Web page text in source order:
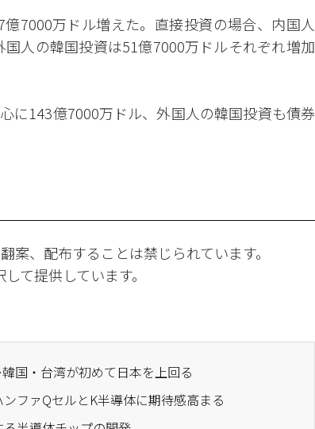
7000万ドル増えた。直接投資の場合、内国人
国人の韓国投資は51億7000万ドルそれぞれ増加
に143億7000万ドル、外国人の韓国投資も債券
、配布することは禁じられています。
て提供しています。
国・台湾が初めて日本を上回る
ファQセルとK半導体に期待感高まる